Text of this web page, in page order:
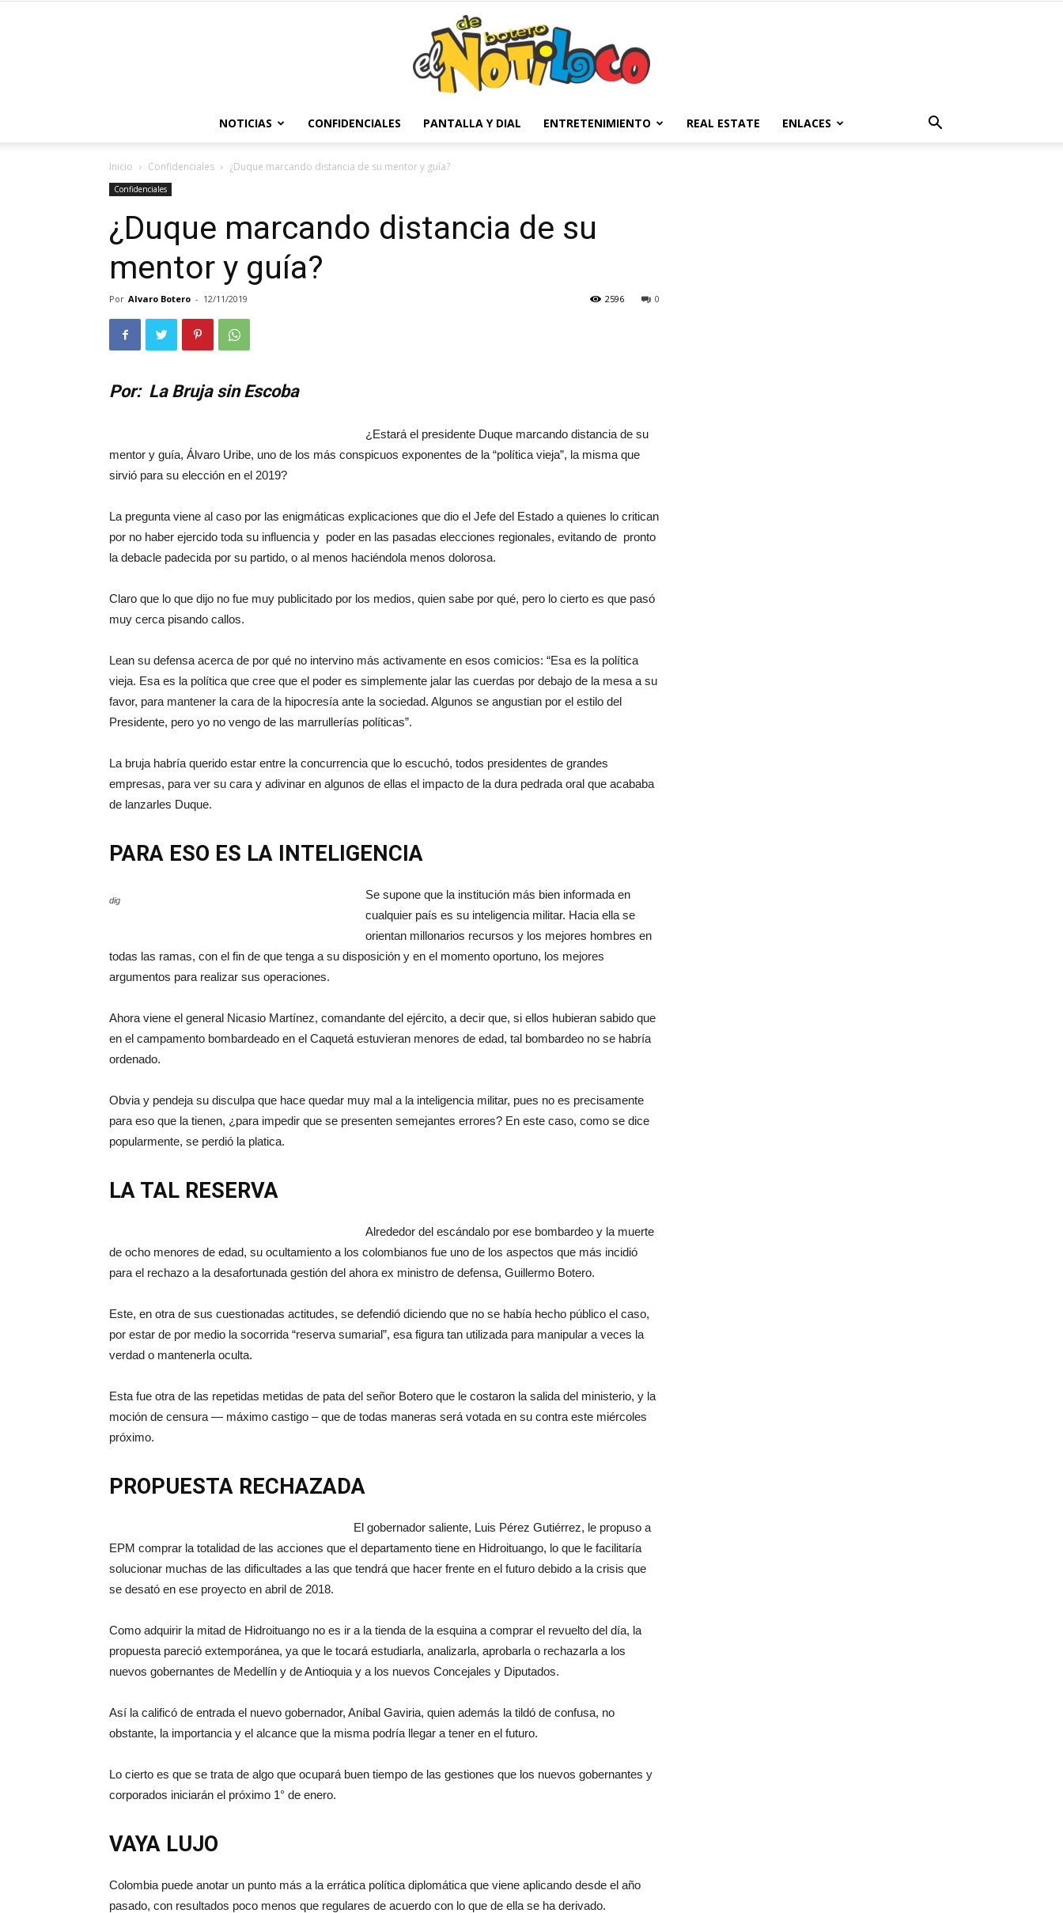
Botero
NOTICIAS CONFIDENCIALES PANTALLA Y DIAL ENTRETENIMIENTO REAL ESTATE ENLACES
Inicio Confidenciales ¿Duque marcando distancia de su mentor y guía?
Confidenciales
¿Duque marcando distancia de su
mentor y guía?
Por Alvaro Botero - 12/11/2019 0
2596
Por: La Bruja sin Escoba
¿Estará el presidente Duque marcando distancia de su
mentor y guía, Álvaro Uribe, uno de los más conspicuos exponentes de la “política vieja”, la misma que
sirvió para su elección en el 2019?
La pregunta viene al caso por las enigmáticas explicaciones que dio el Jefe del Estado a quienes lo critican
por no haber ejercido toda su influencia y poder en las pasadas elecciones regionales, evitando de pronto
la debacle padecida por su partido, o al menos haciéndola menos dolorosa.
Claro que lo que dijo no fue muy publicitado por los medios, quien sabe por qué, pero lo cierto es que pasó
muy cerca pisando callos.
Lean su defensa acerca de por qué no intervino más activamente en esos comicios: “Esa es la política
vieja. Esa es la política que cree que el poder es simplemente jalar las cuerdas por debajo de la mesa a su
favor, para mantener la cara de la hipocresía ante la sociedad. Algunos se angustian por el estilo del
Presidente, pero yo no vengo de las marrullerías políticas”.
La bruja habría querido estar entre la concurrencia que lo escuchó, todos presidentes de grandes
empresas, para ver su cara y adivinar en algunos de ellas el impacto de la dura pedrada oral que acababa
de lanzarles Duque.
PARA ESO ES LA INTELIGENCIA
dig
Se supone que la institución más bien informada en
cualquier país es su inteligencia militar. Hacia ella se
orientan millonarios recursos y los mejores hombres en
todas las ramas, con el fin de que tenga a su disposición y en el momento oportuno, los mejores
argumentos para realizar sus operaciones.
Ahora viene el general Nicasio Martínez, comandante del ejército, a decir que, si ellos hubieran sabido que
en el campamento bombardeado en el Caquetá estuvieran menores de edad, tal bombardeo no se habría
ordenado.
Obvia y pendeja su disculpa que hace quedar muy mal a la inteligencia militar, pues no es precisamente
para eso que la tienen, ¿para impedir que se presenten semejantes errores? En este caso, como se dice
popularmente, se perdió la platica.
LA TAL RESERVA
Alrededor del escándalo por ese bombardeo y la muerte
de ocho menores de edad, su ocultamiento a los colombianos fue uno de los aspectos que más incidió
para el rechazo a la desafortunada gestión del ahora ex ministro de defensa, Guillermo Botero.
Este, en otra de sus cuestionadas actitudes, se defendió diciendo que no se había hecho público el caso,
por estar de por medio la socorrida “reserva sumarial”, esa figura tan utilizada para manipular a veces la
verdad o mantenerla oculta.
Esta fue otra de las repetidas metidas de pata del señor Botero que le costaron la salida del ministerio, y la
moción de censura — máximo castigo – que de todas maneras será votada en su contra este miércoles
próximo.
PROPUESTA RECHAZADA
El gobernador saliente, Luis Pérez Gutiérrez, le propuso a
EPM comprar la totalidad de las acciones que el departamento tiene en Hidroituango, lo que le facilitaría
solucionar muchas de las dificultades a las que tendrá que hacer frente en el futuro debido a la crisis que
se desató en ese proyecto en abril de 2018.
Como adquirir la mitad de Hidroituango no es ir a la tienda de la esquina a comprar el revuelto del día, la
propuesta pareció extemporánea, ya que le tocará estudiarla, analizarla, aprobarla o rechazarla a los
nuevos gobernantes de Medellín y de Antioquia y a los nuevos Concejales y Diputados.
Así la calificó de entrada el nuevo gobernador, Aníbal Gaviria, quien además la tildó de confusa, no
obstante, la importancia y el alcance que la misma podría llegar a tener en el futuro.
Lo cierto es que se trata de algo que ocupará buen tiempo de las gestiones que los nuevos gobernantes y
corporados iniciarán el próximo 1° de enero.
VAYA LUJO
Colombia puede anotar un punto más a la errática política diplomática que viene aplicando desde el año
pasado, con resultados poco menos que regulares de acuerdo con lo que de ella se ha derivado.